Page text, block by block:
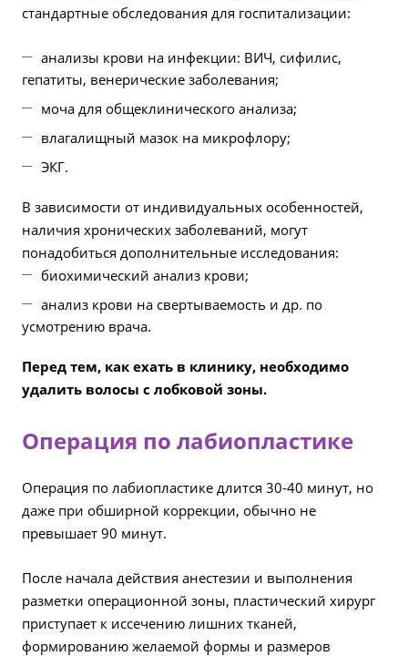
стандартные обследования для госпитализации:
анализы крови на инфекции: ВИЧ, сифилис,
гепатиты, венерические заболевания;
моча для общеклинического анализа;
влагалищный мазок на микрофлору;
ЭКГ.
В зависимости от индивидуальных особенностей,
наличия хронических заболеваний, могут
понадобиться дополнительные исследования:
биохимический анализ крови;
анализ крови на свертываемость и др. по
усмотрению врача.
Перед тем, как ехать в клинику, необходимо
удалить волосы с лобковой зоны.
Операция по лабиопластике
Операция по лабиопластике длится 30-40 минут, но
даже при обширной коррекции, обычно не
превышает 90 минут.
После начала действия анестезии и выполнения
разметки операционной зоны, пластический хирург
приступает к иссечению лишних тканей,
формированию желаемой формы и размеров